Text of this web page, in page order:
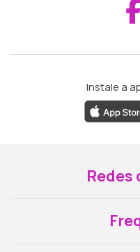
Instale a
Redes